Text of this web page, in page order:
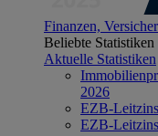
Finanzen,
Beliebte Statistiken
Aktuelle Statistiken
2026
EZB-
EZB-